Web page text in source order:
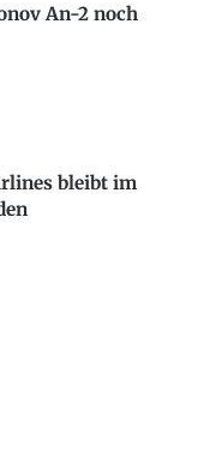
An-2 noch
bleibt im